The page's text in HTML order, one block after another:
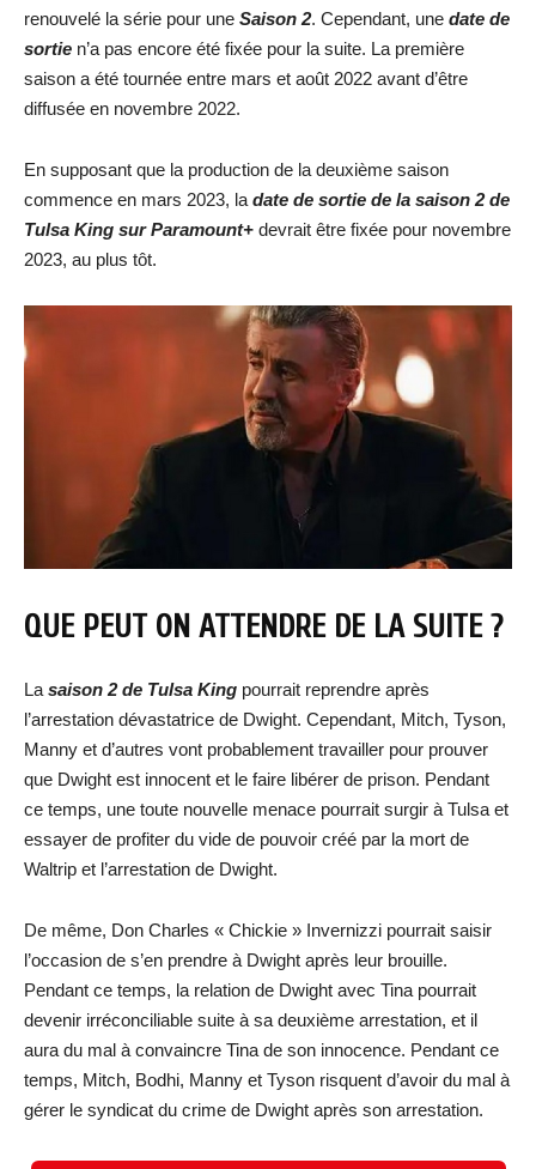
renouvelé la série pour une Saison 2. Cependant, une date de
sortie n’a pas encore été fixée pour la suite. La première
saison a été tournée entre mars et août 2022 avant d’être
diffusée en novembre 2022.
En supposant que la production de la deuxième saison
commence en mars 2023, la date de sortie de la saison 2 de
Tulsa King sur Paramount+ devrait être fixée pour novembre
2023, au plus tôt.
QUE PEUT ON ATTENDRE DE LA SUITE ?
La saison 2 de Tulsa King pourrait reprendre après
l’arrestation dévastatrice de Dwight. Cependant, Mitch, Tyson,
Manny et d’autres vont probablement travailler pour prouver
que Dwight est innocent et le faire libérer de prison. Pendant
ce temps, une toute nouvelle menace pourrait surgir à Tulsa et
essayer de profiter du vide de pouvoir créé par la mort de
Waltrip et l’arrestation de Dwight.
De même, Don Charles « Chickie » Invernizzi pourrait saisir
l’occasion de s’en prendre à Dwight après leur brouille.
Pendant ce temps, la relation de Dwight avec Tina pourrait
devenir irréconciliable suite à sa deuxième arrestation, et il
aura du mal à convaincre Tina de son innocence. Pendant ce
temps, Mitch, Bodhi, Manny et Tyson risquent d’avoir du mal à
gérer le syndicat du crime de Dwight après son arrestation.